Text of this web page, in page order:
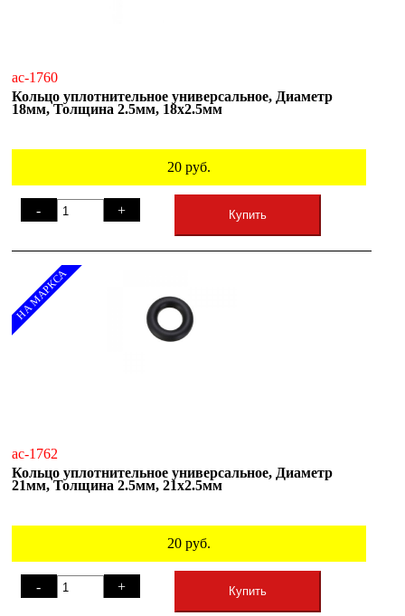
ac-1760
Кольцо уплотнительное универсальное, Диаметр
18мм, Толщина 2.5мм, 18х2.5мм
20 руб.
- + Купить
НА МАРКСА
ac-1762
Кольцо уплотнительное универсальное, Диаметр
21мм, Толщина 2.5мм, 21х2.5мм
20 руб.
- + Купить